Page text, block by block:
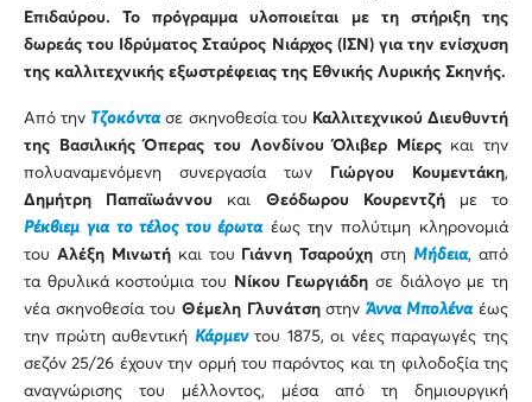
Επιδαύρου. Το πρόγραμμα υλοποιείται με τη στήριξη της
δωρεάς του Ιδρύματος Σταύρος Νιάρχος (ΙΣΝ) για την ενίσχυση
της καλλιτεχνικής εξωστρέφειας της Εθνικής Λυρικής Σκηνής.
Από την Τζοκόντασε σκηνοθεσία του Καλλιτεχνικού Διευθυντή
της Βασιλικής Όπερας του Λονδίνου Όλιβερ Μίερςκαι την
πολυαναμενόμενη συνεργασία των
Γιώργου Κουμεντάκη,
Δημήτρη Παπαϊωάννου και Θεόδωρου Κουρεντζήμε το
Ρέκβιεμ για το τέλος του έρωταέως την πολύτιμη κληρονομιά
του Αλέξη Μινωτή και του Γιάννη Τσαρούχη στηΜήδεια, από
τα θρυλικά κοστούμια του
Νίκου Γεωργιάδη σε διάλογο με τη
νέα σκηνοθεσία του Θέμελη Γλυνάτσηστην Άννα Μπολένα έως
την πρώτη αυθεντική Κάρμεντου 1875, οι νέες παραγωγές της
σεζόν 25/26 έχουν την ορμή του παρόντος και τη φιλοδοξία της
αναγνώρισης του μέλλοντος, μέσα από τη δημιουργική